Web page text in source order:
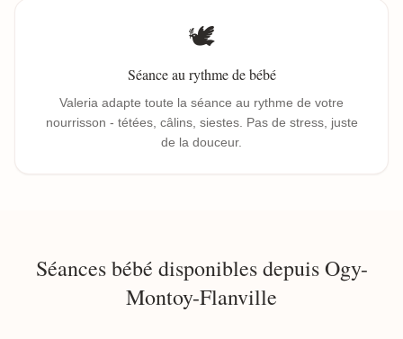
🕊️
Séance au rythme de bébé
Valeria adapte toute la séance au rythme de votre
nourrisson - tétées, câlins, siestes. Pas de stress, juste
de la douceur.
Séances bébé disponibles depuis Ogy-
Montoy-Flanville